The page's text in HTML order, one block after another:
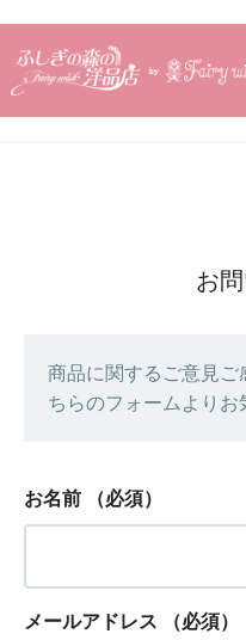
お
商品に関するご意見ご
ちらのフォームよりお
お名前 （必須）
メールアドレス （必須）